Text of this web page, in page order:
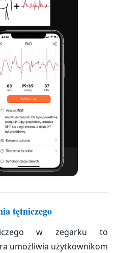
tętniczego
w zegarku to
umożliwia użytkownikom